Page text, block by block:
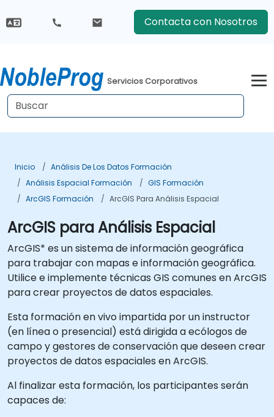
Contacta con Nosotros
Servicios Corporativos
Inicio
Análisis De Los Datos Formación
Análisis Espacial Formación
GIS Formación
ArcGIS Formación
ArcGIS Para Análisis Espacial
ArcGIS para Análisis Espacial
ArcGIS* es un sistema de información geográfica
para trabajar con mapas e información geográfica.
Utilice e implemente técnicas GIS comunes en ArcGIS
para crear proyectos de datos espaciales.
Esta formación en vivo impartida por un instructor
(en línea o presencial) está dirigida a ecólogos de
campo y gestores de conservación que deseen crear
proyectos de datos espaciales en ArcGIS.
Al finalizar esta formación, los participantes serán
capaces de: